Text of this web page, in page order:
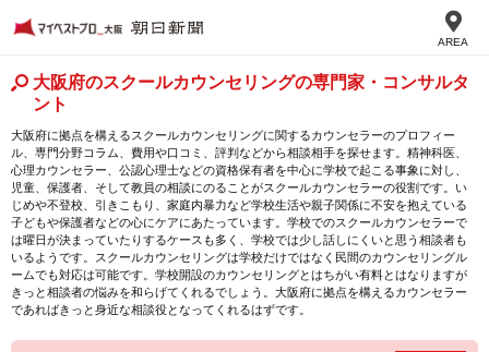
AREA
大阪府のスクールカウンセリングの専門家・コンサルタ
ント
大阪府に拠点を構えるスクールカウンセリングに関するカウンセラーのプロフィー
ル、専門分野コラム、費用や口コミ、評判などから相談相手を探せます。精神科医、
心理カウンセラー、公認心理士などの資格保有者を中心に学校で起こる事象に対し、
児童、保護者、そして教員の相談にのることがスクールカウンセラーの役割です。い
じめや不登校、引きこもり、家庭内暴力など学校生活や親子関係に不安を抱えている
子どもや保護者などの心にケアにあたっています。学校でのスクールカウンセラーで
は曜日が決まっていたりするケースも多く、学校では少し話しにくいと思う相談者も
いるようです。スクールカウンセリングは学校だけではなく民間のカウンセリングル
ームでも対応は可能です。学校開設のカウンセリングとはちがい有料とはなりますが
きっと相談者の悩みを和らげてくれるでしょう。大阪府に拠点を構えるカウンセラー
であればきっと身近な相談役となってくれるはずです。